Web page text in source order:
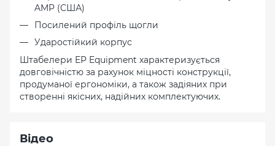
AMP (США)
Посилений профіль щогли
Ударостійкий корпус
Штабелери EP Equipment характеризується
довговічністю за рахунок міцності конструкції,
продуманої ергономіки, а також задіяних при
створенні якісних, надійних комплектуючих.
Відео